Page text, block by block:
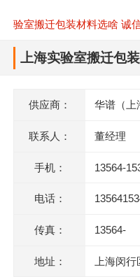
验室搬迁包装材料选啥 诚
上海实验室搬迁包
供应商： 华谱（上
联系人： 董经理
手机： 13564-
电话：
传真： 13564-
地址： 上海闵